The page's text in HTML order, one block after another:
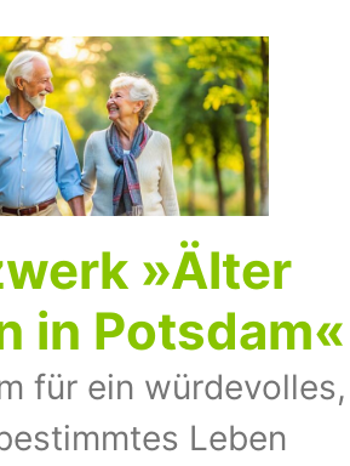
»Älter
in Pots­dam«
für ein würdevolles,
Leben